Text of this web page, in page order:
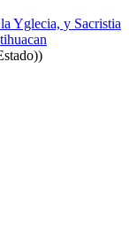
Yglecia, y Sacristia